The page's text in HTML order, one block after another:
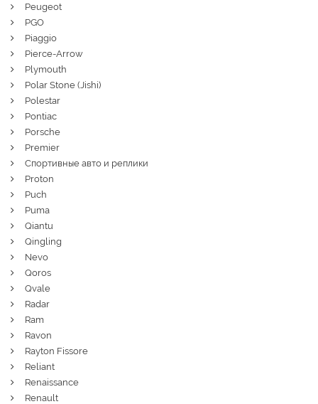
Peugeot
PGO
Piaggio
Pierce-Arrow
Plymouth
Polar Stone (Jishi)
Polestar
Pontiac
Porsche
Premier
Спортивные авто и реплики
Proton
Puch
Puma
Qiantu
Qingling
Nevo
Qoros
Qvale
Radar
Ram
Ravon
Rayton Fissore
Reliant
Renaissance
Renault